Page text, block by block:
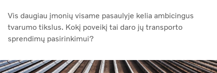
Vis daugiau įmonių visame pasaulyje kelia ambicingus
tvarumo tikslus. Kokį poveikį tai daro jų transporto
sprendimų pasirinkimui?